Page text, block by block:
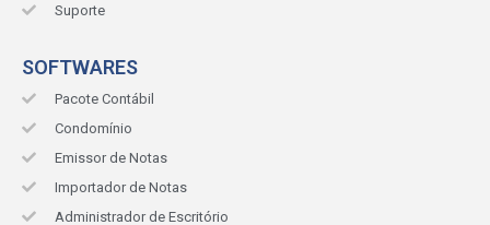
Suporte
SOFTWARES
Pacote Contábil
Condomínio
Emissor de Notas
Importador de Notas
Administrador de Escritório